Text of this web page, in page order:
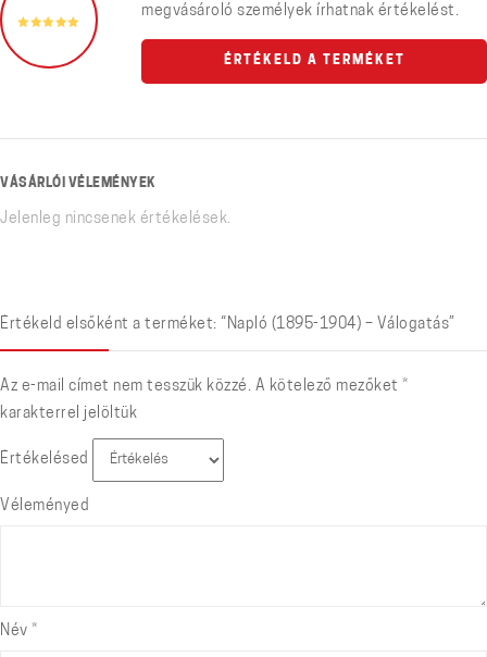
megvásároló személyek írhatnak értékelést.
ÉRTÉKELD A TERMÉKET
VÁSÁRLÓI VÉLEMÉNYEK
Jelenleg nincsenek értékelések.
Értékeld elsőként a terméket: “Napló (1895-1904) – Válogatás”
Az e-mail címet nem tesszük közzé. A kötelező mezőket *
karakterrel jelöltük
Értékelésed
Véleményed
Név *